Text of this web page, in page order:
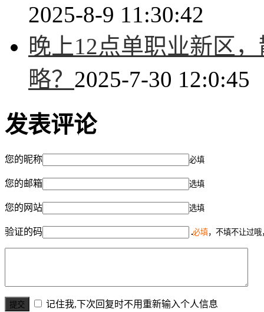
2025-8-9 11:30:42
晚上12点单职业新区
略？ 2025-7-30 12:0:45
发表评论
您的昵称 必填
您的邮箱 选填
您的网站 选填
验证的码 必填，不填不让过
记住我,下次回复时不用重新输入个人信息